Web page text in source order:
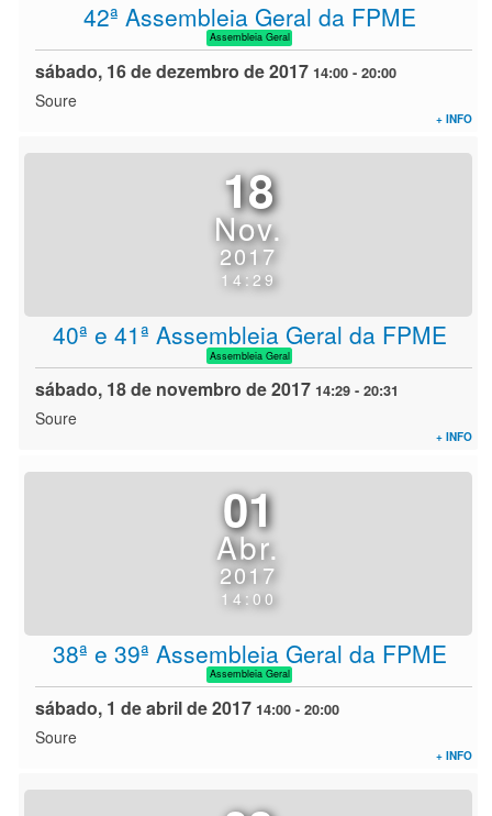
42ª Assembleia Geral da FPME
Assembleia Geral
sábado, 16 de dezembro de 2017 14:00 - 20:00
Soure
+ INFO
18
Nov.
2017
14:29
40ª e 41ª Assembleia Geral da FPME
Assembleia Geral
sábado, 18 de novembro de 2017 14:29 - 20:31
Soure
+ INFO
01
Abr.
2017
14:00
38ª e 39ª Assembleia Geral da FPME
Assembleia Geral
sábado, 1 de abril de 2017 14:00 - 20:00
Soure
+ INFO